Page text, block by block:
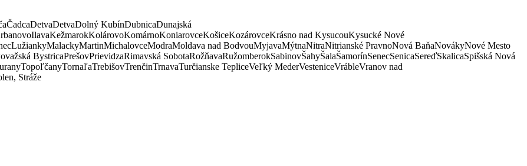
ČadcaDetvaDetvaDolný KubínDubnicaDunajská
IlavaKežmarokKolárovoKomárnoKoniarovceKošiceKozárovceKrásno nad KysucouKysucké Nové
LužiankyMalackyMartinMichalovceModraMoldava nad BodvouMyjavaMýtnaNitraNitrianské PravnoNová BaňaNovákyNové Mesto
BystricaPrešovPrievidzaRimavská SobotaRožňavaRužomberokSabinovŠahyŠalaŠamorínSenecSenicaSereďSkalicaSpišská Nová
TopoľčanyTornaľaTrebišovTrenčinTrnavaTurčianske TepliceVeľký MederVesteniceVrábleVranov nad
Stráže